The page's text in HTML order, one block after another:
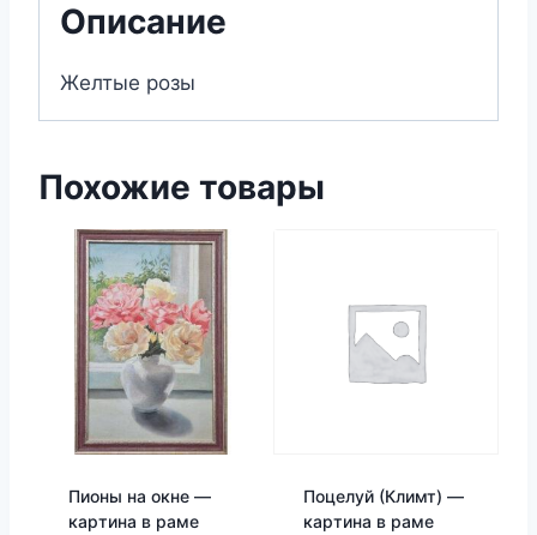
Описание
Желтые розы
Похожие товары
Пионы на окне —
картина в раме
Поцелуй (Климт) —
картина в раме